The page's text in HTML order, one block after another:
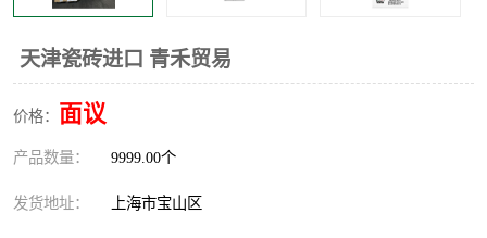
天津瓷砖进口 青禾贸易
价格： 面议
产品数量： 9999.00个
发货地址： 上海市宝山区